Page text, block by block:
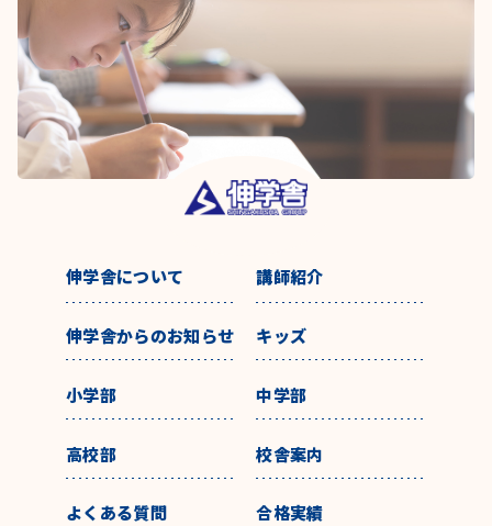
伸学舎について 講師紹介
伸学舎からのお知らせ キッズ
小学部 中学部
高校部 校舎案内
よくある質問 合格実績